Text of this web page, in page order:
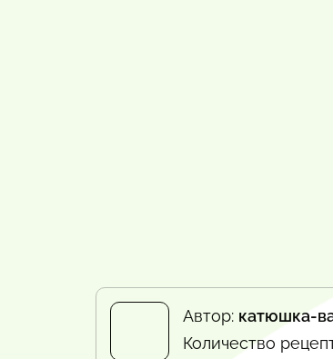
Автор: катюшка-
Количество